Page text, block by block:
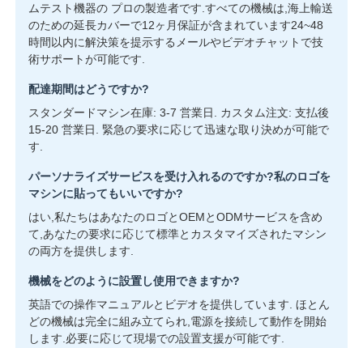
ムテスト機器の プロの製造者です.すべての機械は,海上輸送
のための延長カバーで12ヶ月保証が含まれています24~48
時間以内に解決策を提示するメールやビデオチャットで技
術サポートが可能です.
配達期間はどうですか?
スタンダードマシン在庫: 3-7 営業日. カスタム注文: 支払後
15-20 営業日. 緊急の要求に応じて迅速な取り決めが可能で
す.
パーソナライズサービスを受け入れるのですか?私のロゴを
マシンに貼ってもいいですか?
はい,私たちはあなたのロゴとOEMとODMサービスを含め
て,あなたの要求に応じて標準とカスタマイズされたマシン
の両方を提供します.
機械をどのように設置し使用できますか?
英語での操作マニュアルとビデオを提供しています. ほとん
どの機械は完全に組み立てられ,電源を接続して動作を開始
します.必要に応じて現場での設置支援が可能です.